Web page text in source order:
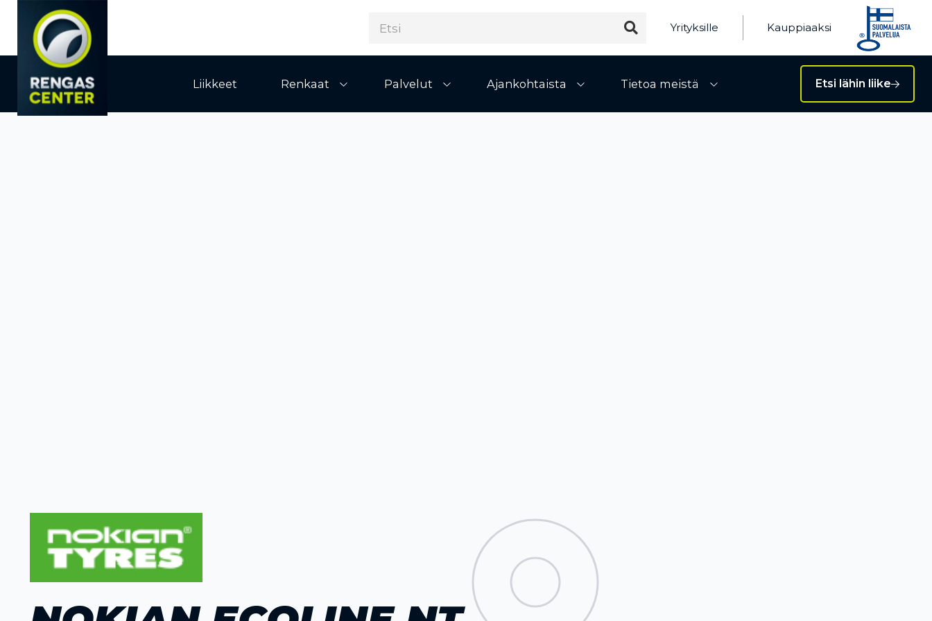
Yrityksille Kauppiaaksi
Liikkeet Renkaat
Avaa alivalikko
Palvelut
Avaa alivalikko
Ajankohtaista
Avaa alivalikko
Tietoa meistä Etsi lähin liike